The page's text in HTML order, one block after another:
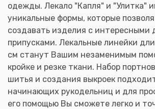
одежды. Лекало "Капля" и "Улитка"
уникальные формы, которые
создавать изделия с интересными
припусками. Лекальные линейки
см станут Вашим незаменимым
кройке и резке ткани. Набор
шитья и создания выкроек
начинающих рукодельниц и для
его помощью Вы сможете легко и